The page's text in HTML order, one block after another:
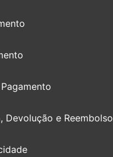
Devolução e Reembolso